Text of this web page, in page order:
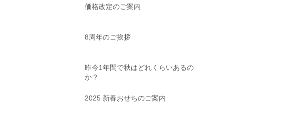
価格改定のご案内
8周年のご挨拶
昨今1年間で秋はどれくらいあるの
か？
2025 新春おせちのご案内